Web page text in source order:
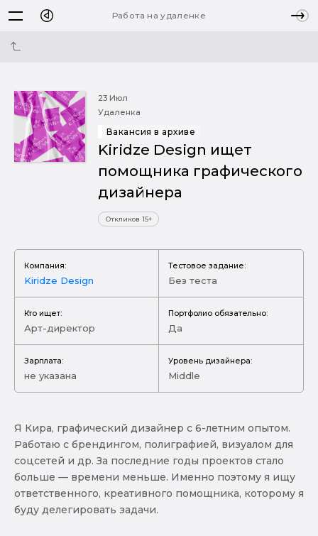
Работа на удаленке
23 Июл
Удаленка
Вакансия в архиве
Kiridze Design ищет
помощника графического
дизайнера
Откликов 15+
Компания:
Kiridze Design
Тестовое задание:
Без теста
Кто ищет:
Арт-директор
Портфолио обязательно:
Да
Зарплата:
не указана
Уровень дизайнера:
Middle
Я Кира, графический дизайнер с 6-летним опытом.
Работаю с брендингом, полиграфией, визуалом для
соцсетей и др. За последние годы проектов стало
больше — времени меньше. Именно поэтому я ищу
ответственного, креативного помощника, которому я
буду делегировать задачи.